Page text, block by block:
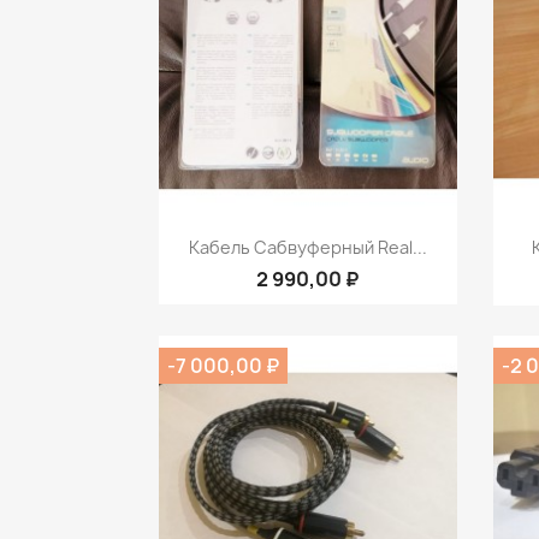
Быстрый просмотр
Кабель Сабвуферный Real...
2 990,00 ₽
-7 000,00 ₽ -2